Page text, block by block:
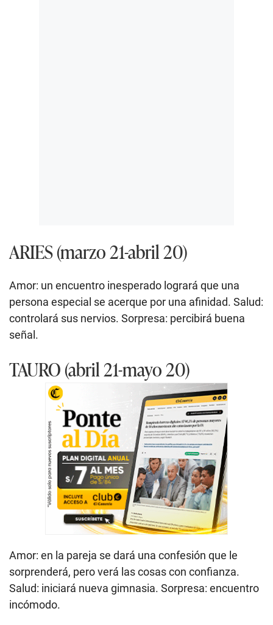
ARIES (marzo 21-abril 20)
Amor: un encuentro inesperado logrará que una
persona especial se acerque por una afinidad. Salud:
controlará sus nervios. Sorpresa: percibirá buena
señal.
TAURO (abril 21-mayo 20)
Amor: en la pareja se dará una confesión que le
sorprenderá, pero verá las cosas con confianza.
Salud: iniciará nueva gimnasia. Sorpresa: encuentro
incómodo.